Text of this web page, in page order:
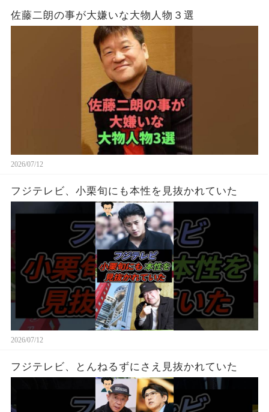
佐藤二朗の事が大嫌いな大物人物３選
2026/07/12
フジテレビ、小栗旬にも本性を見抜かれていた
2026/07/12
フジテレビ、とんねるずにさえ見抜かれていた